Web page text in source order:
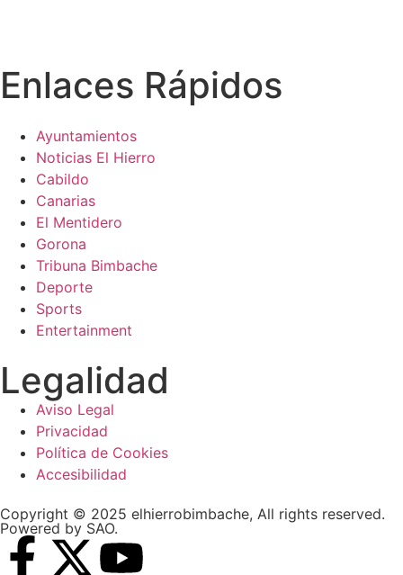
Enlaces Rápidos
Ayuntamientos
Noticias El Hierro
Cabildo
Canarias
El Mentidero
Gorona
Tribuna Bimbache
Deporte
Sports
Entertainment
Legalidad
Aviso Legal
Privacidad
Política de Cookies
Accesibilidad
Copyright © 2025 elhierrobimbache, All rights reserved.
Powered by SAO.